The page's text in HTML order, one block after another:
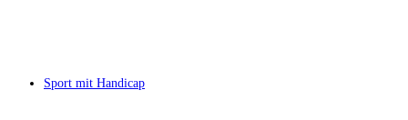
Sport mit Handicap